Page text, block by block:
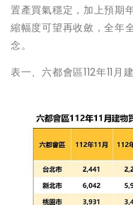
置產買氣穩定，加上預期
縮幅度可望再收斂，全年
念。
表一、六都會區112年11月